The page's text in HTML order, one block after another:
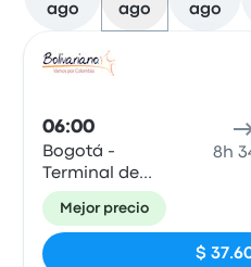
ago
ago
ago
06:00
Bogotá -
Terminal de
Salitre
8h
Mejor precio
$